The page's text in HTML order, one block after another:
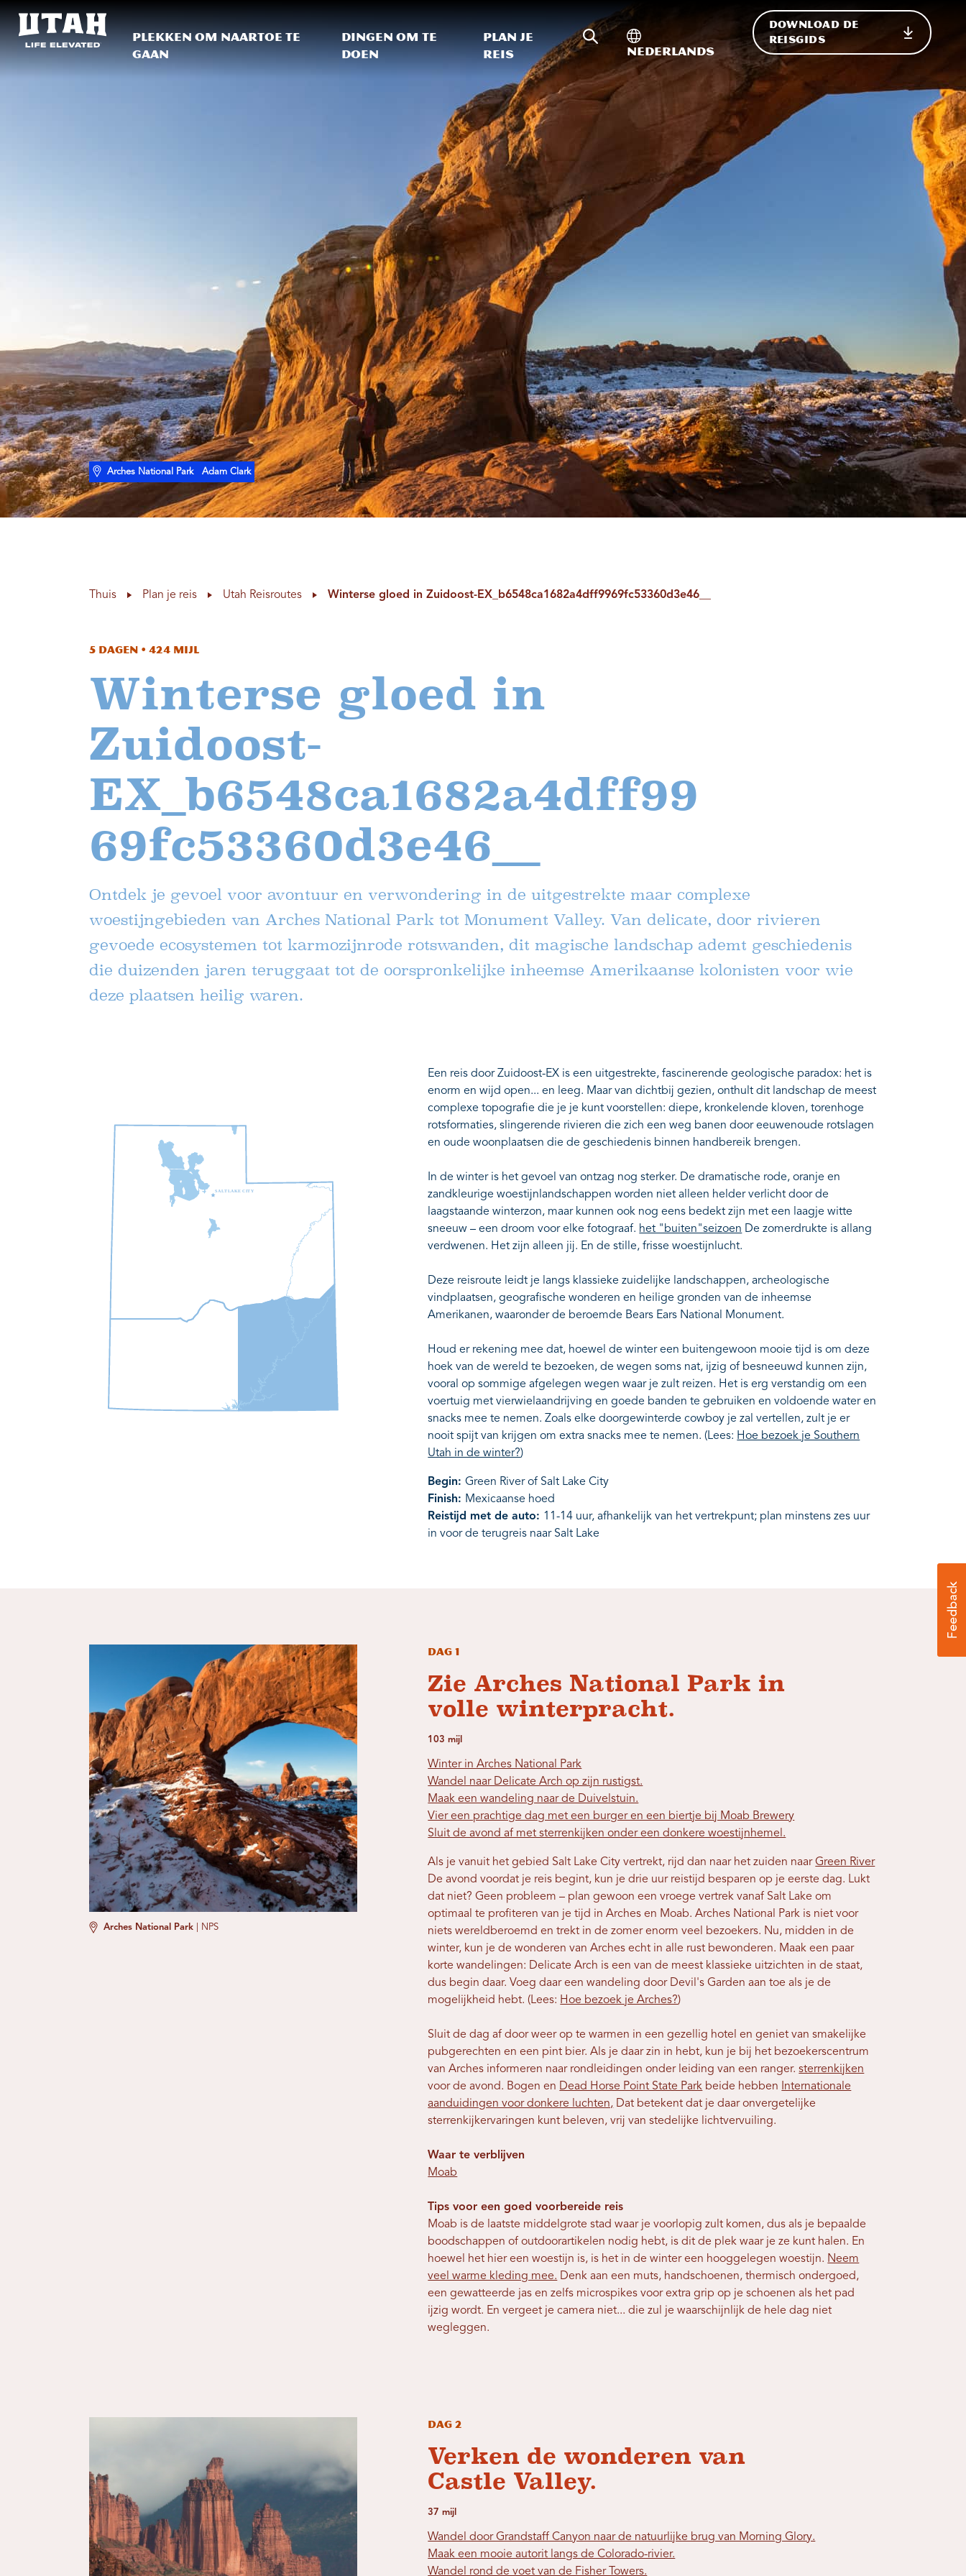
Plekken om naartoe te
gaan
Dingen om te
doen
Plan je
reis
Zoeken op de site
Internationale weergave in-/uitschakelen
Nederlands
DOWNLOAD DE
REISGIDS
Arches National Park Adam Clark
Thuis Plan je reis Utah Reisroutes Winterse gloed in Zuidoost-EX_b6548ca1682a4dff9969fc53360d3e46__
5 dagen • 424 mijl
Winterse gloed in
Zuidoost-
EX_b6548ca1682a4dff99
69fc53360d3e46__
Ontdek je gevoel voor avontuur en verwondering in de uitgestrekte maar complexe
woestijngebieden van Arches National Park tot Monument Valley. Van delicate, door rivieren
gevoede ecosystemen tot karmozijnrode rotswanden, dit magische landschap ademt geschiedenis
die duizenden jaren teruggaat tot de oorspronkelijke inheemse Amerikaanse kolonisten voor wie
deze plaatsen heilig waren.
S ALTL AKECITY
Een reis door Zuidoost-EX is een uitgestrekte, fascinerende geologische paradox: het is
enorm en wijd open... en leeg. Maar van dichtbij gezien, onthult dit landschap de meest
complexe topografie die je je kunt voorstellen: diepe, kronkelende kloven, torenhoge
rotsformaties, slingerende rivieren die zich een weg banen door eeuwenoude rotslagen
en oude woonplaatsen die de geschiedenis binnen handbereik brengen.
In de winter is het gevoel van ontzag nog sterker. De dramatische rode, oranje en
zandkleurige woestijnlandschappen worden niet alleen helder verlicht door de
laagstaande winterzon, maar kunnen ook nog eens bedekt zijn met een laagje witte
sneeuw – een droom voor elke fotograaf. het "buiten"seizoen De zomerdrukte is allang
verdwenen. Het zijn alleen jij. En de stille, frisse woestijnlucht.
Deze reisroute leidt je langs klassieke zuidelijke landschappen, archeologische
vindplaatsen, geografische wonderen en heilige gronden van de inheemse
Amerikanen, waaronder de beroemde Bears Ears National Monument.
Houd er rekening mee dat, hoewel de winter een buitengewoon mooie tijd is om deze
hoek van de wereld te bezoeken, de wegen soms nat, ijzig of besneeuwd kunnen zijn,
vooral op sommige afgelegen wegen waar je zult reizen. Het is erg verstandig om een ​​
voertuig met vierwielaandrijving en goede banden te gebruiken en voldoende water en
snacks mee te nemen. Zoals elke doorgewinterde cowboy je zal vertellen, zult je er
nooit spijt van krijgen om extra snacks mee te nemen. (Lees: Hoe bezoek je Southern
Utah in de winter?)
Begin:Green River of Salt Lake City
Finish: Mexicaanse hoed
Reistijd met de auto: 11-14 uur, afhankelijk van het vertrekpunt; plan minstens zes uur
in voor de terugreis naar Salt Lake
Arches National Park NPS
Dag 1
Zie Arches National Park in
volle winterpracht.
103 mijl
Winter in Arches National Park
Wandel naar Delicate Arch op zijn rustigst.
Maak een wandeling naar de Duivelstuin.
Vier een prachtige dag met een burger en een biertje bij Moab Brewery
Sluit de avond af met sterrenkijken onder een donkere woestijnhemel.
Als je vanuit het gebied Salt Lake City vertrekt, rijd dan naar het zuiden naarGreen River
De avond voordat je reis begint, kun je drie uur reistijd besparen op je eerste dag. Lukt
dat niet? Geen probleem – plan gewoon een vroege vertrek vanaf Salt Lake om
optimaal te profiteren van je tijd in Arches en Moab. Arches National Park is niet voor
niets wereldberoemd en trekt in de zomer enorm veel bezoekers. Nu, midden in de
winter, kun je de wonderen van Arches echt in alle rust bewonderen. Maak een paar
korte wandelingen: Delicate Arch is een van de meest klassieke uitzichten in de staat,
dus begin daar. Voeg daar een wandeling door Devil's Garden aan toe als je de
mogelijkheid hebt. (Lees: Hoe bezoek je Arches?)
Sluit de dag af door weer op te warmen in een gezellig hotel en geniet van smakelijke
pubgerechten en een pint bier. Als je daar zin in hebt, kun je bij het bezoekerscentrum
van Arches informeren naar rondleidingen onder leiding van een ranger.sterrenkijken
voor de avond. Bogen en Dead Horse Point State Park beide hebben
Internationale
aanduidingen voor donkere luchten, Dat betekent dat je daar onvergetelijke
sterrenkijkervaringen kunt beleven, vrij van stedelijke lichtvervuiling.
Waar te verblijven
Moab
Tips voor een goed voorbereide reis
Moab is de laatste middelgrote stad waar je voorlopig zult komen, dus als je bepaalde
boodschappen of outdoorartikelen nodig hebt, is dit de plek waar je ze kunt halen. En
hoewel het hier een woestijn is, is het in de winter een hooggelegen woestijn. Neem
veel warme kleding mee. Denk aan een muts, handschoenen, thermisch ondergoed,
een gewatteerde jas en zelfs microspikes voor extra grip op je schoenen als het pad
ijzig wordt. En vergeet je camera niet... die zul je waarschijnlijk de hele dag niet
wegleggen.
Dag 2
Verken de wonderen van
Castle Valley.
37 mijl
Wandel door Grandstaff Canyon naar de natuurlijke brug van Morning Glory.
Maak een mooie autorit langs de Colorado-rivier.
Wandel rond de voet van de Fisher Towers.